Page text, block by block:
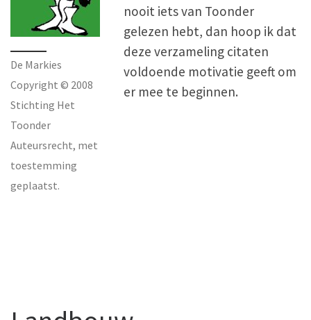
De Markies
Copyright © 2008
Stichting Het
Toonder
Auteursrecht, met
toestemming
geplaatst.
nooit iets van Toonder
gelezen hebt, dan hoop ik dat
deze verzameling citaten
voldoende motivatie geeft om
er mee te beginnen.